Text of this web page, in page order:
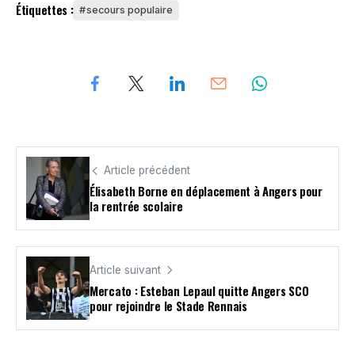
Étiquettes : secours populaire
Article précédent
Élisabeth Borne en déplacement à Angers pour
la rentrée scolaire
Article suivant
Mercato : Esteban Lepaul quitte Angers SCO
pour rejoindre le Stade Rennais